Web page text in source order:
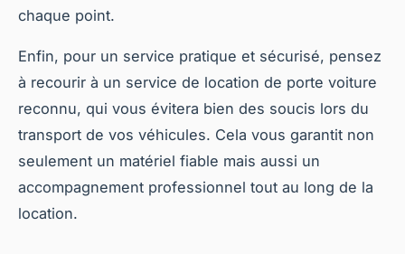
chaque point.
Enfin, pour un service pratique et sécurisé, pensez
à recourir à un service de location de porte voiture
reconnu, qui vous évitera bien des soucis lors du
transport de vos véhicules. Cela vous garantit non
seulement un matériel fiable mais aussi un
accompagnement professionnel tout au long de la
location.